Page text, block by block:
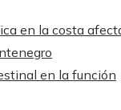
en la costa
en la función